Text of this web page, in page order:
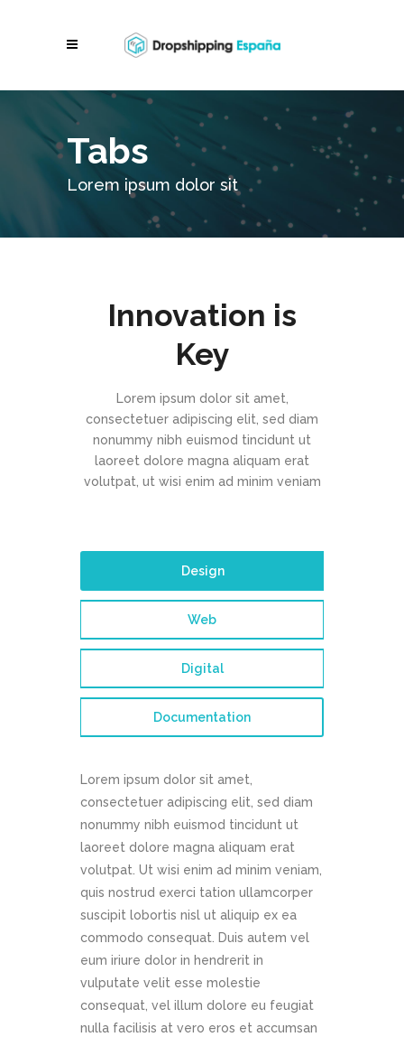
Tabs
Lorem ipsum dolor sit
Innovation is
Key
Lorem ipsum dolor sit amet,
consectetuer adipiscing elit, sed diam
nonummy nibh euismod tincidunt ut
laoreet dolore magna aliquam erat
volutpat, ut wisi enim ad minim veniam
Design
Web
Digital
Documentation
Lorem ipsum dolor sit amet,
consectetuer adipiscing elit, sed diam
nonummy nibh euismod tincidunt ut
laoreet dolore magna aliquam erat
volutpat. Ut wisi enim ad minim veniam,
quis nostrud exerci tation ullamcorper
suscipit lobortis nisl ut aliquip ex ea
commodo consequat. Duis autem vel
eum iriure dolor in hendrerit in
vulputate velit esse molestie
consequat, vel illum dolore eu feugiat
nulla facilisis at vero eros et accumsan